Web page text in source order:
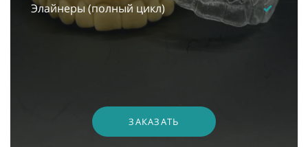
Элайнеры (полный цикл)
ЗАКАЗАТЬ